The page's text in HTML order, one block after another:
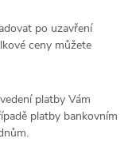
po uzavření
ceny můžete
platby Vám
platby bankovním